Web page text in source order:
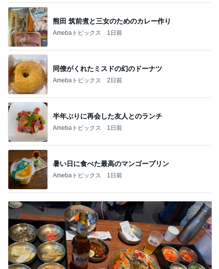
熊田 筑前煮と三女のためのカレー作り
Amebaトピックス 1日前
同僚がくれたミスドの幻のドーナツ
Amebaトピックス 2日前
半年ぶりに再会した友人とのランチ
Amebaトピックス 1日前
暑い日に食べた最高のマンゴープリン
Amebaトピックス 1日前